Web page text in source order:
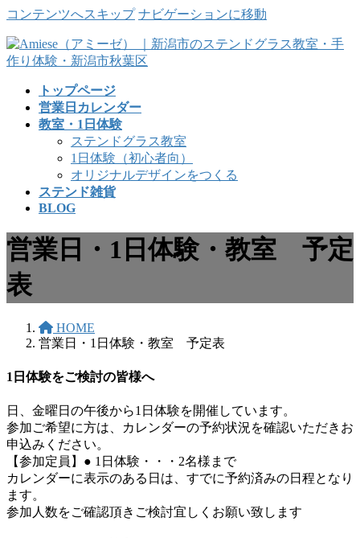
コンテンツへスキップ ナビゲーションに移動
トップページ
営業日カレンダー
教室・1日体験
ステンドグラス教室
1日体験（初心者向）
オリジナルデザインをつくる
ステンド雑貨
BLOG
営業日・1日体験・教室 予定
表
HOME
営業日・1日体験・教室 予定表
1日体験をご検討の皆様へ
日、金曜日の午後から1日体験を開催しています。
参加ご希望に方は、カレンダーの予約状況を確認いただきお
申込みください。
【参加定員】● 1日体験・・・2名様まで
カレンダーに表示のある日は、すでに予約済みの日程となり
ます。
参加人数をご確認頂きご検討宜しくお願い致します